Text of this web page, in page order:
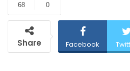
0
68
Share Facebook